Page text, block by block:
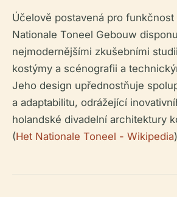
Účelově postavená pro funkčnost
Nationale Toneel Gebouw
nejmodernějšími zkušebními
kostýmy a scénografii a
Jeho design upřednostňuje
a adaptabilitu, odrážející
holandské divadelní architektury
(Het Nationale Toneel - Wikipedia